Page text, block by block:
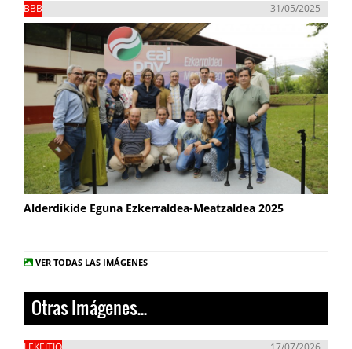
BBB 31/05/2025
Alderdikide Eguna Ezkerraldea-Meatzaldea 2025
VER TODAS LAS IMÁGENES
Otras Imágenes...